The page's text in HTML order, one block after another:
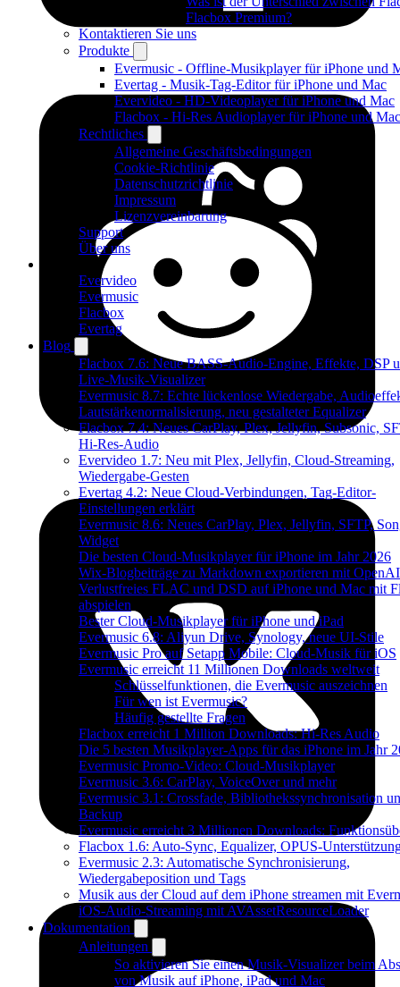
Flacbox Premium?
Kontaktieren Sie uns
Produkte
Evermusic - Offline-Musikplayer für iPhone und
Evertag - Musik-Tag-Editor für iPhone und Mac
Evervideo - HD-Videoplayer für iPhone und Mac
Flacbox - Hi-Res Audioplayer für iPhone und Mac
Rechtliches
Allgemeine Geschäftsbedingungen
Cookie-Richtlinie
Datenschutzrichtlinie
Impressum
Lizenzvereinbarung
Support
Über uns
Evervideo
Evermusic
Flacbox
Evertag
Blog
Flacbox 7.6: Neue BASS-Audio-Engine, Effekte, DSP
Live-Musik-Visualizer
Evermusic 8.7: Echte lückenlose Wiedergabe,
Lautstärkenormalisierung, neu gestalteter Equalizer
Flacbox 7.4: Neues CarPlay, Plex, Jellyfin, Subsonic,
Hi-Res-Audio
Evervideo 1.7: Neu mit Plex, Jellyfin, Cloud-Streaming,
Wiedergabe-Gesten
Evertag 4.2: Neue Cloud-Verbindungen, Tag-Editor-
Einstellungen erklärt
Evermusic 8.6: Neues CarPlay, Plex, Jellyfin, SFTP,
Widget
Die besten Cloud-Musikplayer für iPhone im Jahr 2026
Wix-Blogbeiträge zu Markdown exportieren mit OpenAI
Verlustfreies FLAC und DSD auf iPhone und Mac mit
abspielen
Bester Cloud-Musikplayer für iPhone und iPad
Evermusic 6.8: Aliyun Drive, Synology, neue UI-Stile
Evermusic Pro auf Setapp Mobile: Cloud-Musik für iOS
Evermusic erreicht 11 Millionen Downloads weltweit
Schlüsselfunktionen, die Evermusic auszeichnen
Für wen ist Evermusic?
Häufig gestellte Fragen
Flacbox erreicht 1 Million Downloads: Hi-Res Audio
Die 5 besten Musikplayer-Apps für das iPhone im Jahr
Evermusic Promo-Video: Cloud-Musikplayer
Evermusic 3.6: CarPlay, VoiceOver und mehr
Evermusic 3.1: Crossfade, Bibliothekssynchronisation
Backup
Evermusic erreicht 3 Millionen Downloads:
Flacbox 1.6: Auto-Sync, Equalizer, OPUS-
Evermusic 2.3: Automatische Synchronisierung,
Wiedergabeposition und Tags
Musik aus der Cloud auf dem iPhone streamen mit
iOS-Audio-Streaming mit AVAssetResourceLoader
Dokumentation
Anleitungen
So aktivieren Sie einen Musik-Visualizer beim
von Musik auf iPhone, iPad und Mac